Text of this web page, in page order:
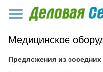
Медицинское
Предложения из соседних